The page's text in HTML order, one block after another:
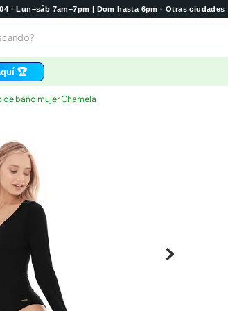
· Lun–sáb 7am–7pm | Dom hasta 6pm · Otras ciudades
🏆
de baño mujer Chamela